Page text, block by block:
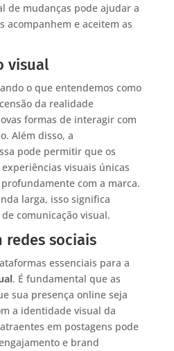
de mudanças pode ajudar a
acompanhem e aceitem as
visual
o que entendemos como
da realidade
formas de interagir com
Além disso, a
pode permitir que os
visuais únicas
com a marca.
larga, isso significa
comunicação visual.
redes sociais
essenciais para a
. É fundamental que as
sua presença online seja
a identidade visual da
em postagens pode
e brand